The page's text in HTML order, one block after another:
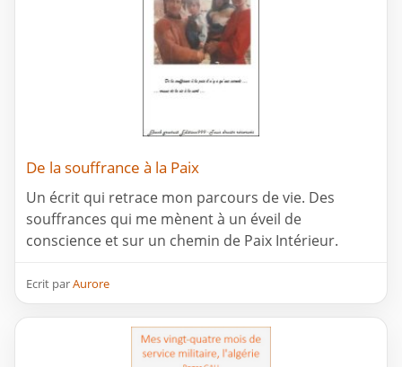
De la souffrance à la Paix
Un écrit qui retrace mon parcours de vie. Des
souffrances qui me mènent à un éveil de
conscience et sur un chemin de Paix Intérieur.
Ecrit parAurore